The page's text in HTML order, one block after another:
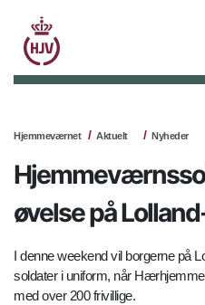
Hjemmeværnet Aktuelt Nyheder
øvelse på
I denne weekend vil borgerne på
soldater i uniform, når
med over 200 frivillige.